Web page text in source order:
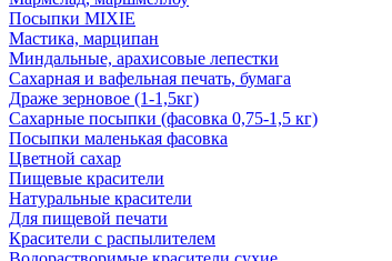
Посыпки MIXIE
Мастика, марципан
Миндальные, арахисовые лепестки
Сахарная и вафельная печать, бумага
Драже зерновое (1-1,5кг)
Сахарные посыпки (фасовка 0,75-1,5 кг)
Посыпки маленькая фасовка
Цветной сахар
Пищевые красители
Натуральные красители
Для пищевой печати
Красители с распылителем